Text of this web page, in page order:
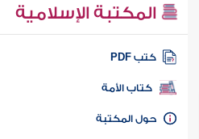
المكتبة الإسلامية
كتب PDF
كتاب الأمة